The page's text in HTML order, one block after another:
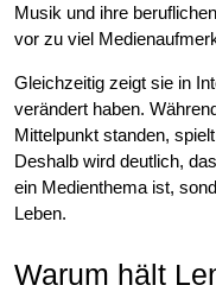
Musik und ihre
vor zu viel
Gleichzeitig zeigt sie in
verändert haben.
Mittelpunkt standen,
Deshalb wird deutlich,
ein Medienthema ist,
Leben.
Warum hält